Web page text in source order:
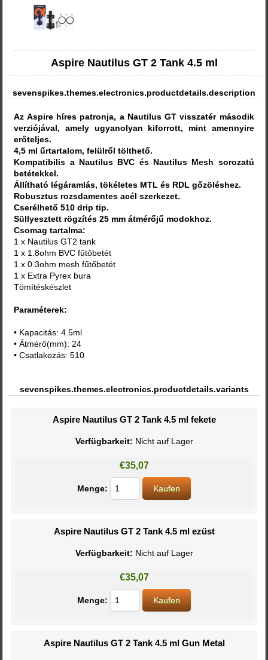
Aspire Nautilus GT 2 Tank 4.5 ml
sevenspikes.themes.electronics.productdetails.description
Az Aspire híres patronja, a Nautilus GT visszatér második
verziójával, amely ugyanolyan kiforrott, mint amennyire
erőteljes.
4,5 ml űrtartalom, felülről tölthető.
Kompatibilis a Nautilus BVC és Nautilus Mesh sorozatú
betétekkel.
Állítható légáramlás, tökéletes MTL és RDL gőzöléshez.
Robusztus rozsdamentes acél szerkezet.
Cserélhető 510 drip tip.
Süllyesztett rögzítés 25 mm átmérőjű modokhoz.
Csomag tartalma:
1 x Nautilus GT2 tank
1 x 1.8ohm BVC fűtőbetét
1 x 0.3ohm mesh fűtőbetét
1 x Extra Pyrex bura
Tömítéskészlet
Paraméterek:
• Kapacitás: 4.5ml
• Átmérő(mm): 24
• Csatlakozás: 510
sevenspikes.themes.electronics.productdetails.variants
Aspire Nautilus GT 2 Tank 4.5 ml fekete
Verfügbarkeit: Nicht auf Lager
€35,07
Menge:
Aspire Nautilus GT 2 Tank 4.5 ml ezüst
Verfügbarkeit: Nicht auf Lager
€35,07
Menge:
Aspire Nautilus GT 2 Tank 4.5 ml Gun Metal